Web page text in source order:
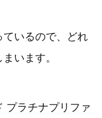
いるので、どれ
います。
プラチナプリファ